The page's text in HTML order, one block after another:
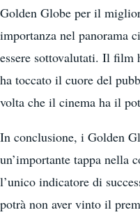
Golden Globe per il
importanza nel panorama
essere sottovalutati. Il film
ha toccato il cuore del
volta che il cinema ha il
In conclusione, i Golden
un’importante tappa nella
l’unico indicatore di
potrà non aver vinto il